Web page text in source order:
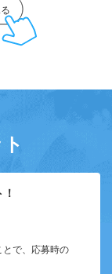
とで、応募時の